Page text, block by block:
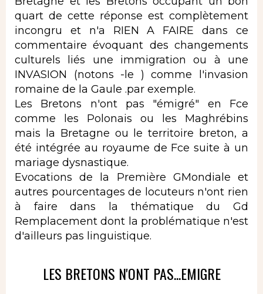
quart de cette réponse est complètement
incongru et n'a RIEN A FAIRE dans ce
commentaire évoquant des changements
culturels liés une immigration ou à une
INVASION (notons -le ) comme l'invasion
romaine de la Gaule .par exemple.
Les Bretons n'ont pas "émigré" en Fce
comme les Polonais ou les Maghrébins
mais la Bretagne ou le territoire breton, a
été intégrée au royaume de Fce suite à un
mariage dysnastique.
Evocations de la Première GMondiale et
autres pourcentages de locuteurs n'ont rien
à faire dans la thématique du Gd
Remplacement dont la problématique n'est
d'ailleurs pas linguistique.
LES BRETONS N'ONT PAS...EMIGRE